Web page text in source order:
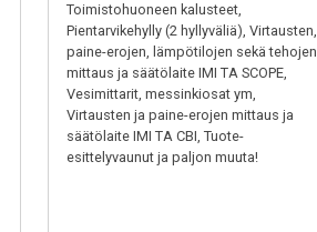
Toimistohuoneen kalusteet,
Pientarvikehylly (2 hyllyväliä), Virtausten,
paine-erojen, lämpötilojen sekä tehojen
mittaus ja säätölaite IMI TA SCOPE,
Vesimittarit, messinkiosat ym,
Virtausten ja paine-erojen mittaus ja
säätölaite IMI TA CBI, Tuote-
esittelyvaunut ja paljon muuta!